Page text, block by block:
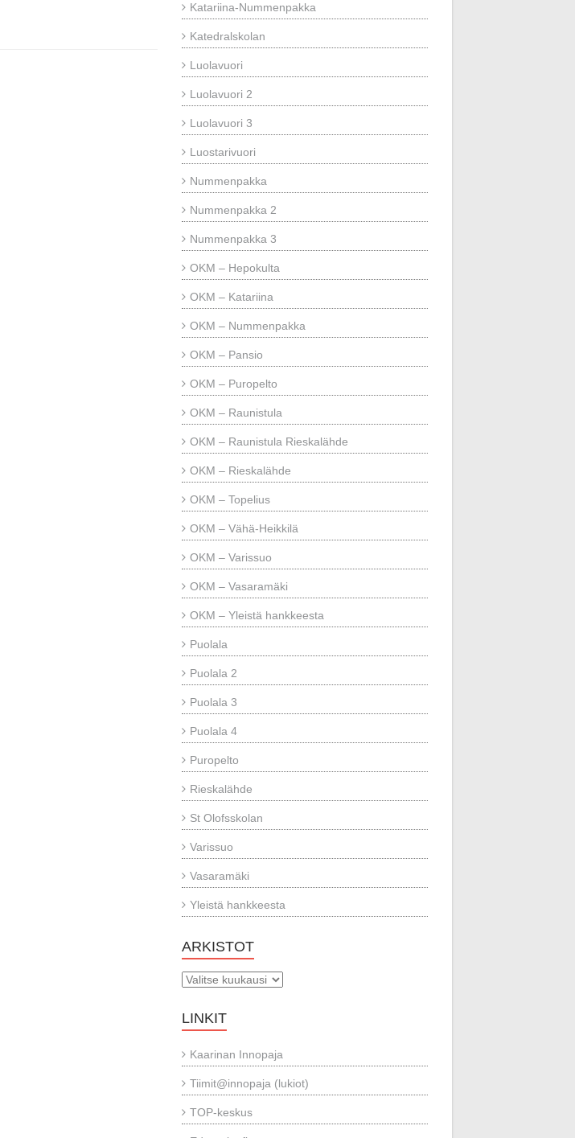
Katariina-Nummenpakka
Katedralskolan
Luolavuori
Luolavuori 2
Luolavuori 3
Luostarivuori
Nummenpakka
Nummenpakka 2
Nummenpakka 3
OKM – Hepokulta
OKM – Katariina
OKM – Nummenpakka
OKM – Pansio
OKM – Puropelto
OKM – Raunistula
OKM – Raunistula Rieskalähde
OKM – Rieskalähde
OKM – Topelius
OKM – Vähä-Heikkilä
OKM – Varissuo
OKM – Vasaramäki
OKM – Yleistä hankkeesta
Puolala
Puolala 2
Puolala 3
Puolala 4
Puropelto
Rieskalähde
St Olofsskolan
Varissuo
Vasaramäki
Yleistä hankkeesta
ARKISTOT
Arkistot
LINKIT
Kaarinan Innopaja
Tiimit@innopaja (lukiot)
TOP-keskus